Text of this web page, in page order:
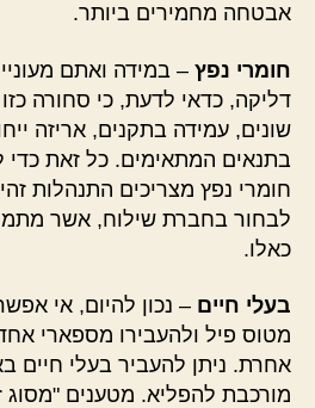
אבטחה מחמירים ביותר.
חומרי נפץ – במידה ואתם
דליקה, כדאי לדעת, כי סחורה
שונים, עמידה בתקנים, אריזה
בתנאים המתאימים. כל זאת כדי
חומרי נפץ מצריכים התנהלות
לבחור בחברת שילוח, אשר
כאלו.
בעלי חיים – נכון להיום, אי
מטוס פיל ולהעבירו מספארי
אחרת. ניתן להעביר בעלי חיים
מורכבת להפליא. מטענים "מסוג